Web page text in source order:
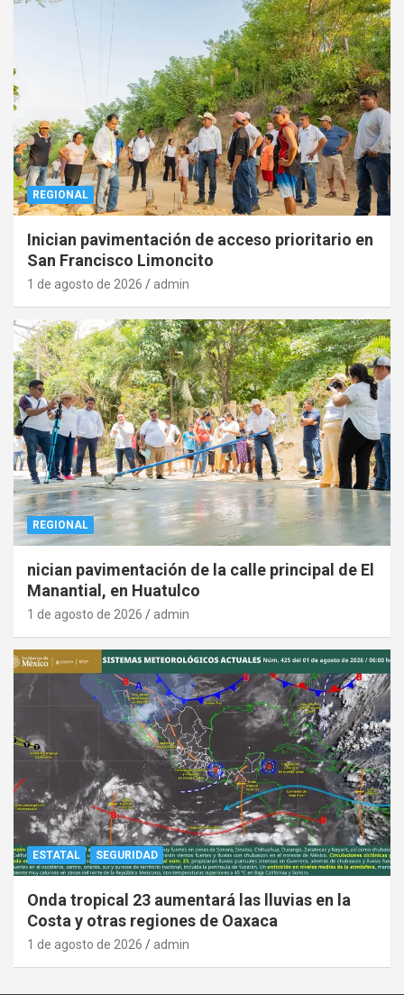
REGIONAL
Inician pavimentación de acceso prioritario en
San Francisco Limoncito
1 de agosto de 2026 admin
REGIONAL
nician pavimentación de la calle principal de El
Manantial, en Huatulco
1 de agosto de 2026 admin
ESTATAL SEGURIDAD
Onda tropical 23 aumentará las lluvias en la
Costa y otras regiones de Oaxaca
1 de agosto de 2026 admin